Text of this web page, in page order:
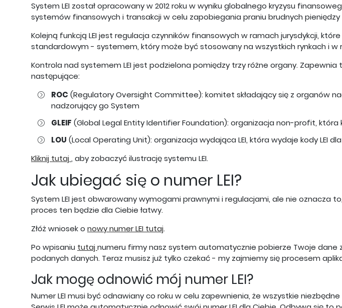
System LEI został opracowany w 2012 roku w wyniku globalnego kryzysu
systemów finansowych i transakcji w celu zapobiegania praniu brudnych
Kolejną funkcją LEI jest regulacja czynników finansowych w ramach jurysdykcji,
standardowym - systemem, który może być stosowany na wszystkich rynkach i w
Kontrola nad systemem LEI jest podzielona pomiędzy trzy różne organy.
następujące:
ROC (Regulatory Oversight Committee): komitet składający się z organów
nadzorujący go System
GLEIF (Global Legal Entity Identifier Foundation): organizacja non-profit, która
LOU (Local Operating Unit): organizacja wydająca LEI, która wydaje kody LEI
Kliknij tutaj , aby zobaczyć ilustrację systemu LEI.
Jak ubiegać się o numer LEI?
System LEI jest obwarowany wymogami prawnymi i regulacjami, ale nie oznacza
proces ten będzie dla Ciebie łatwy.
Złóż wniosek o nowy numer LEI tutaj.
Po wpisaniu tutaj numeru firmy nasz system automatycznie pobierze Twoje
podanych danych. Teraz musisz już tylko czekać - my zajmiemy się procesem
Jak mogę odnowić mój numer LEI?
Numer LEI musi być odnawiany co roku w celu zapewnienia, że wszystkie